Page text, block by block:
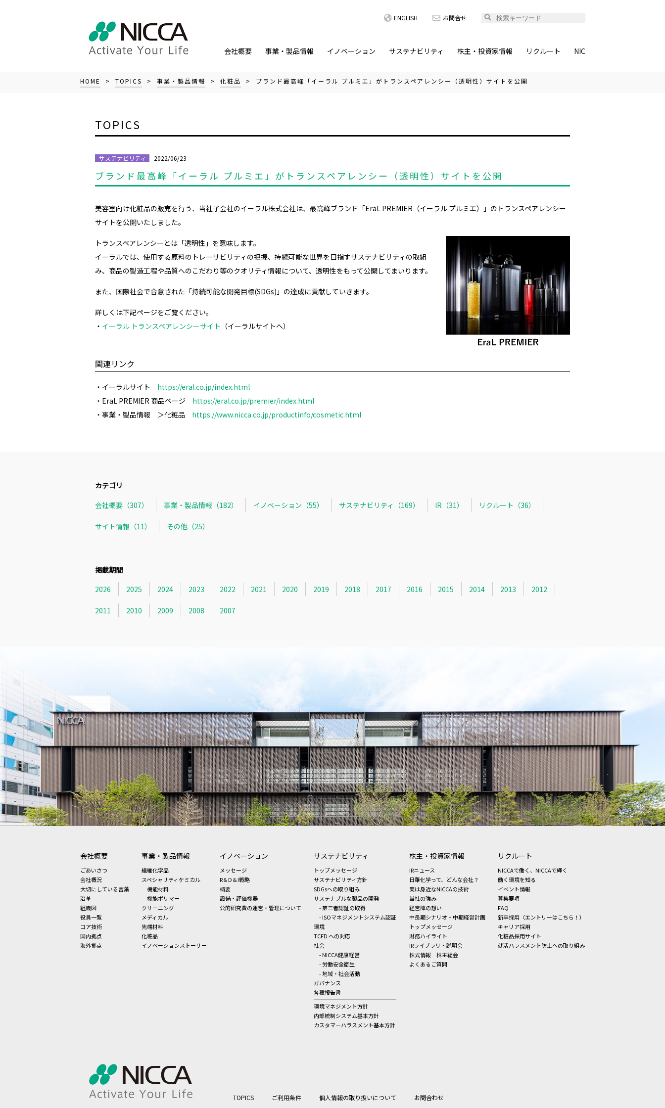
ENGLISH お問合せ
会社概要 事業・製品情報 イノベーション サステナビリティ 株主・投資家情報 リクルート NIC
HOME > TOPICS > 事業・製品情報 > 化粧品 > ブランド最高峰「イーラル プルミエ」がトランスペアレンシー（透明性）サイトを公開
TOPICS
サステナビリティ 2022/06/23
ブランド最高峰「イーラル プルミエ」がトランスペアレンシー（透明性）サイトを公開
美容室向け化粧品の販売を行う、当社子会社のイーラル株式会社は、最高峰ブランド「EraL PREMIER（イーラル プルミエ）」のトランスペアレンシー
サイトを公開いたしました。
トランスペアレンシーとは「透明性」を意味します。
イーラルでは、使用する原料のトレーサビリティの把握、持続可能な世界を目指すサステナビリティの取組
み、商品の製造工程や品質へのこだわり等のクオリティ情報について、透明性をもって公開してまいります。
また、国際社会で合意された「持続可能な開発目標(SDGs)」の達成に貢献していきます。
詳しくは下記ページをご覧ください。
・ イーラル トランスペアレンシーサイト （イーラルサイトへ）
関連リンク
・イーラルサイト https://eral.co.jp/index.html
・EraL PREMIER 商品ページ https://eral.co.jp/premier/index.html
・事業・製品情報 ＞化粧品 https://www.nicca.co.jp/productinfo/cosmetic.html
カテゴリ
会社概要（307）
事業・製品情報（182） イノベーション（55） サステナビリティ（169） IR（31） リクルート（36）
サイト情報（11） その他（25）
掲載期間
2026
2025 2024 2023 2022 2021 2020 2019 2018 2017 2016 2015 2014 2013 2012
2011 2010 2009 2008 2007
会社概要
ごあいさつ
会社概況
大切にしている言葉
沿革
組織図
役員一覧
コア技術
国内拠点
海外拠点
事業・製品情報
繊維化学品
スペシャリティケミカル
機能材料
機能ポリマー
クリーニング
メディカル
先端材料
化粧品
イノベーションストーリー
イノベーション
メッセージ
R＆D＆I戦略
概要
設備・評価機器
公的研究費の運営・管理について
サステナビリティ
トップメッセージ
サステナビリティ方針
SDGsへの取り組み
サステナブルな製品の開発
- 第三者認証の取得
- ISOマネジメントシステム認証
環境
TCFD への対応
社会
- NICCA健康経営
- 労働安全衛生
- 地域・社会活動
ガバナンス
各種報告書
環境マネジメント方針
内部統制システム基本方針
カスタマーハラスメント基本方針
株主・投資家情報
IRニュース
日華化学って、どんな会社？
実は身近なNICCAの技術
当社の強み
経営陣の想い
中長期シナリオ・中期経営計画
トップメッセージ
財務ハイライト
IRライブラリ・説明会
株式情報
株主総会
よくあるご質問
リクルート
NICCAで働く、NICCAで輝く
働く環境を知る
イベント情報
募集要項
FAQ
新卒採用（エントリーはこちら！）
キャリア採用
化粧品採用サイト
就活ハラスメント防止への取り組み
TOPICS ご利用条件 個人情報の取り扱いについて お問合わせ